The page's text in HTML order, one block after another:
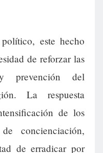
este hecho
de reforzar las
prevención del
La respuesta
de los
concienciación,
de erradicar por